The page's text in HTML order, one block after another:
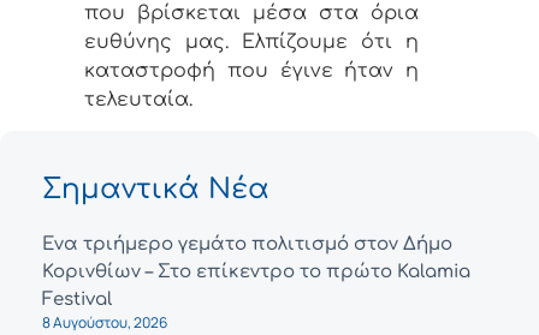
που βρίσκεται μέσα στα όρια
ευθύνης μας. Ελπίζουμε ότι η
καταστροφή που έγινε ήταν η
τελευταία.
Σημαντικά Νέα
Ένα τριήμερο γεμάτο πολιτισμό στον Δήμο
Κορινθίων – Στο επίκεντρο το πρώτο Kalamia
Festival
8 Αυγούστου, 2026